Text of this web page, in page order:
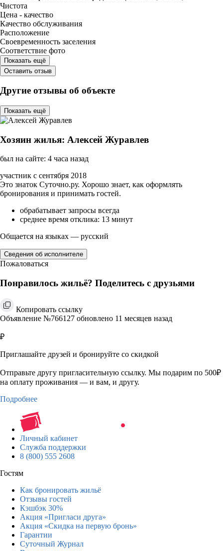
Чистота
Цена - качество
Качество обслуживания
Расположение
Своевременность заселения
Соответствие фото
Показать ещё
Оставить отзыв
Другие отзывы об объекте
Показать ещё
Хозяин жилья: Алексей Журавлев
был на сайте: 4 часа назад
участник с сентября 2018
Это знаток Суточно.ру. Хорошо знает, как оформлять
бронирования и принимать гостей.
обрабатывает запросы всегда
среднее время отклика: 13 минут
Общается на языках — русский
Сведения об исполнителе
Пожаловаться
Понравилось жильё? Поделитесь с друзьями
Копировать ссылку
Объявление №766127 обновлено 11 месяцев назад
₽
Приглашайте друзей и бронируйте со скидкой
Отправьте другу пригласительную ссылку. Мы подарим по 500₽
на оплату проживания — и вам, и другу.
Подробнее
Личный кабинет
Служба поддержки
8 (800) 555 2608
Гостям
Как бронировать жильё
Отзывы гостей
Кэшбэк 30%
Акция «Пригласи друга»
Акция «Скидка на первую бронь»
Гарантии
Суточный Журнал